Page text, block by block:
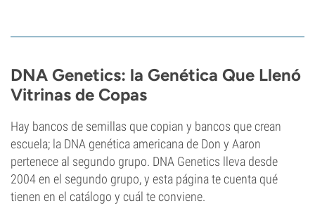
DNA Genetics: la Genética Que Llenó
Vitrinas de Copas
Hay bancos de semillas que copian y bancos que crean
escuela; la DNA genética americana de Don y Aaron
pertenece al segundo grupo. DNA Genetics lleva desde
2004 en el segundo grupo, y esta página te cuenta qué
tienen en el catálogo y cuál te conviene.